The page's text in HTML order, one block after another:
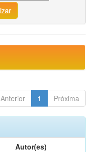
Anterior 1 Próxima
Autor(es)